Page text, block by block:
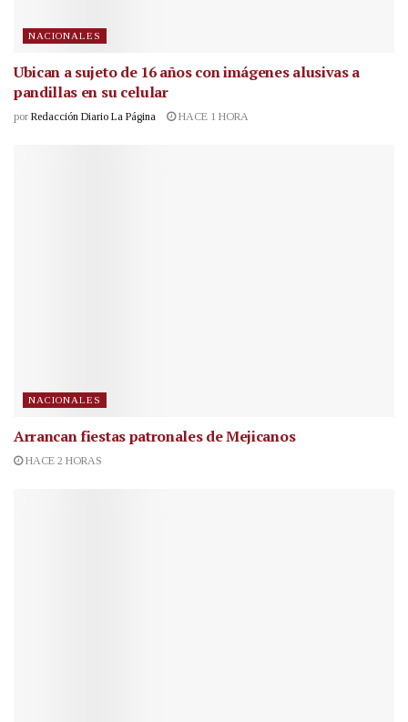
NACIONALES
Ubican a sujeto de 16 años con imágenes alusivas a
pandillas en su celular
por Redacción Diario La Página HACE 1 HORA
NACIONALES
Arrancan fiestas patronales de Mejicanos
HACE 2 HORAS